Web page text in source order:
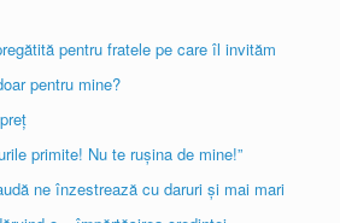
pentru fratele pe care îl invităm
pentru mine?
primite! Nu te rușina de mine!”
ne înzestrează cu daruri și mai mari